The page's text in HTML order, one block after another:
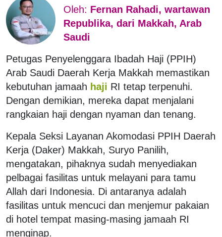
Oleh: Fernan Rahadi, wartawan
Republika, dari Makkah, Arab
Saudi
Petugas Penyelenggara Ibadah Haji (PPIH)
Arab Saudi Daerah Kerja Makkah memastikan
kebutuhan jamaah haji RI tetap terpenuhi.
Dengan demikian, mereka dapat menjalani
rangkaian haji dengan nyaman dan tenang.
Kepala Seksi Layanan Akomodasi PPIH Daerah
Kerja (Daker) Makkah, Suryo Panilih,
mengatakan, pihaknya sudah menyediakan
pelbagai fasilitas untuk melayani para tamu
Allah dari Indonesia. Di antaranya adalah
fasilitas untuk mencuci dan menjemur pakaian
di hotel tempat masing-masing jamaah RI
menginap.